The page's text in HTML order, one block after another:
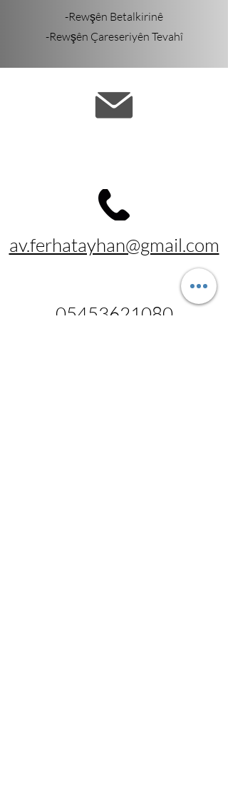
-Rewşên Betalkirinê
-Rewşên Çareseriyên Tevahî
av.ferhatayhan@gmail.com
05453621080